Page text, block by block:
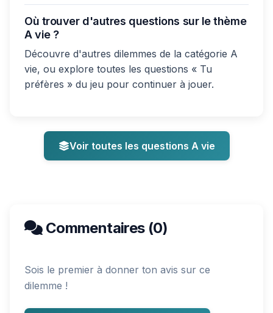
Où trouver d'autres questions sur le thème
A vie ?
Découvre d'autres dilemmes de la catégorie A
vie, ou explore toutes les questions « Tu
préfères » du jeu pour continuer à jouer.
Voir toutes les questions A vie
Commentaires (0)
Sois le premier à donner ton avis sur ce
dilemme !